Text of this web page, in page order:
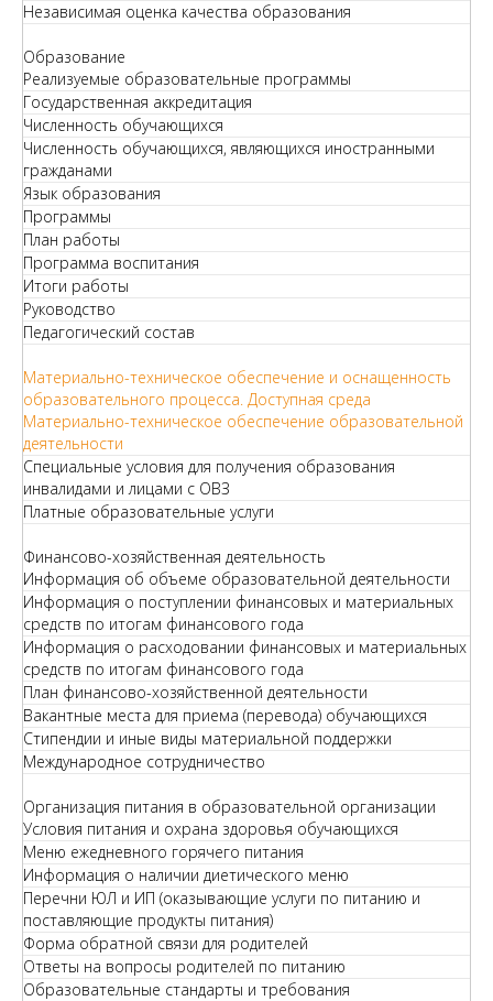
Независимая оценка качества образования
Образование
Реализуемые образовательные программы
Государственная аккредитация
Численность обучающихся
Численность обучающихся, являющихся иностранными
гражданами
Язык образования
Программы
План работы
Программа воспитания
Итоги работы
Руководство
Педагогический состав
Материально-техническое обеспечение и оснащенность
образовательного процесса. Доступная среда
Материально-техническое обеспечение образовательной
деятельности
Специальные условия для получения образования
инвалидами и лицами с ОВЗ
Платные образовательные услуги
Финансово-хозяйственная деятельность
Информация об объеме образовательной деятельности
Информация о поступлении финансовых и материальных
средств по итогам финансового года
Информация о расходовании финансовых и материальных
средств по итогам финансового года
План финансово-хозяйственной деятельности
Вакантные места для приема (перевода) обучающихся
Стипендии и иные виды материальной поддержки
Международное сотрудничество
Организация питания в образовательной организации
Условия питания и охрана здоровья обучающихся
Меню ежедневного горячего питания
Информация о наличии диетического меню
Перечни ЮЛ и ИП (оказывающие услуги по питанию и
поставляющие продукты питания)
Форма обратной связи для родителей
Ответы на вопросы родителей по питанию
Образовательные стандарты и требования